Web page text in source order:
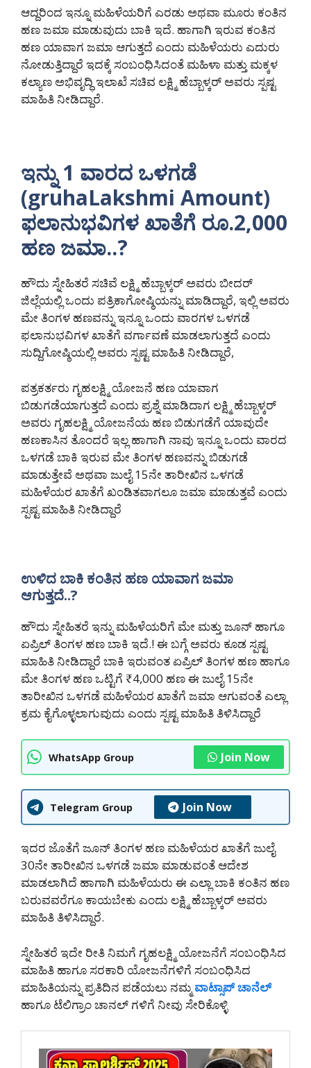
ಆದ್ದರಿಂದ ಇನ್ನೂ ಮಹಿಳೆಯರಿಗೆ ಎರಡು ಅಥವಾ ಮೂರು ಕಂತಿನ
ಹಣ ಜಮಾ ಮಾಡುವುದು ಬಾಕಿ ಇದೆ. ಹಾಗಾಗಿ ಇರುವ ಕಂತಿನ
ಹಣ ಯಾವಾಗ ಜಮಾ ಆಗುತ್ತದೆ ಎಂದು ಮಹಿಳೆಯರು ಎದುರು
ನೋಡುತ್ತಿದ್ದಾರೆ ಇದಕ್ಕೆ ಸಂಬಂಧಿಸಿದಂತೆ ಮಹಿಳಾ ಮತ್ತು ಮಕ್ಕಳ
ಕಲ್ಯಾಣ ಅಭಿವೃದ್ಧಿ ಇಲಾಖೆ ಸಚಿವ ಲಕ್ಷ್ಮಿ ಹೆಬ್ಬಾಳ್ಕರ್ ಅವರು ಸ್ಪಷ್ಟ
ಮಾಹಿತಿ ನೀಡಿದ್ದಾರೆ.
ಇನ್ನು 1 ವಾರದ ಒಳಗಡೆ
(gruhaLakshmi Amount)
ಫಲಾನುಭವಿಗಳ ಖಾತೆಗೆ ರೂ.2,000
ಹಣ ಜಮಾ..?
ಹೌದು ಸ್ನೇಹಿತರೆ ಸಚಿವೆ ಲಕ್ಷ್ಮಿ ಹೆಬ್ಬಾಳ್ಕರ್ ಅವರು ಬೀದರ್
ಜಿಲ್ಲೆಯಲ್ಲಿ ಒಂದು ಪತ್ರಿಕಾಗೋಷ್ಠಿಯನ್ನು ಮಾಡಿದ್ದಾರೆ, ಇಲ್ಲಿ ಅವರು
ಮೇ ತಿಂಗಳ ಹಣವನ್ನು ಇನ್ನೂ ಒಂದು ವಾರಗಳ ಒಳಗಡೆ
ಫಲಾನುಭವಿಗಳ ಖಾತೆಗೆ ವರ್ಗಾವಣೆ ಮಾಡಲಾಗುತ್ತದೆ ಎಂದು
ಸುದ್ದಿಗೋಷ್ಠಿಯಲ್ಲಿ ಅವರು ಸ್ಪಷ್ಟ ಮಾಹಿತಿ ನೀಡಿದ್ದಾರೆ,
ಪತ್ರಕರ್ತರು ಗೃಹಲಕ್ಷ್ಮಿ ಯೋಜನೆ ಹಣ ಯಾವಾಗ
ಬಿಡುಗಡೆಯಾಗುತ್ತದೆ ಎಂದು ಪ್ರಶ್ನೆ ಮಾಡಿದಾಗ ಲಕ್ಷ್ಮಿ ಹೆಬ್ಬಾಳ್ಕರ್
ಅವರು ಗೃಹಲಕ್ಷ್ಮಿ ಯೋಜನೆಯ ಹಣ ಬಿಡುಗಡೆಗೆ ಯಾವುದೇ
ಹಣಕಾಸಿನ ತೊಂದರೆ ಇಲ್ಲ ಹಾಗಾಗಿ ನಾವು ಇನ್ನೂ ಒಂದು ವಾರದ
ಒಳಗಡೆ ಬಾಕಿ ಇರುವ ಮೇ ತಿಂಗಳ ಹಣವನ್ನು ಬಿಡುಗಡೆ
ಮಾಡುತ್ತೇವೆ ಅಥವಾ ಜುಲೈ 15ನೇ ತಾರೀಖಿನ ಒಳಗಡೆ
ಮಹಿಳೆಯರ ಖಾತೆಗೆ ಖಂಡಿತವಾಗಲೂ ಜಮಾ ಮಾಡುತ್ತವೆ ಎಂದು
ಸ್ಪಷ್ಟ ಮಾಹಿತಿ ನೀಡಿದ್ದಾರೆ
ಉಳಿದ ಬಾಕಿ ಕಂತಿನ ಹಣ ಯಾವಾಗ ಜಮಾ
ಆಗುತ್ತದೆ..?
ಹೌದು ಸ್ನೇಹಿತರೆ ಇನ್ನು ಮಹಿಳೆಯರಿಗೆ ಮೇ ಮತ್ತು ಜೂನ್ ಹಾಗೂ
ಏಪ್ರಿಲ್ ತಿಂಗಳ ಹಣ ಬಾಕಿ ಇದೆ.! ಈ ಬಗ್ಗೆ ಅವರು ಕೂಡ ಸ್ಪಷ್ಟ
ಮಾಹಿತಿ ನೀಡಿದ್ದಾರೆ ಬಾಕಿ ಇರುವಂತ ಏಪ್ರಿಲ್ ತಿಂಗಳ ಹಣ ಹಾಗೂ
ಮೇ ತಿಂಗಳ ಹಣ ಒಟ್ಟಿಗೆ ₹4,000 ಹಣ ಈ ಜುಲೈ 15ನೇ
ತಾರೀಖಿನ ಒಳಗಡೆ ಮಹಿಳೆಯರ ಖಾತೆಗೆ ಜಮಾ ಆಗುವಂತೆ ಎಲ್ಲಾ
ಕ್ರಮ ಕೈಗೊಳ್ಳಲಾಗುವುದು ಎಂದು ಸ್ಪಷ್ಟ ಮಾಹಿತಿ ತಿಳಿಸಿದ್ದಾರೆ
WhatsApp Group Join Now
Telegram Group Join Now
ಇದರ ಜೊತೆಗೆ ಜೂನ್ ತಿಂಗಳ ಹಣ ಮಹಿಳೆಯರ ಖಾತೆಗೆ ಜುಲೈ
30ನೇ ತಾರೀಖಿನ ಒಳಗಡೆ ಜಮಾ ಮಾಡುವಂತೆ ಆದೇಶ
ಮಾಡಲಾಗಿದೆ ಹಾಗಾಗಿ ಮಹಿಳೆಯರು ಈ ಎಲ್ಲಾ ಬಾಕಿ ಕಂತಿನ ಹಣ
ಬರುವವರೆಗೂ ಕಾಯಬೇಕು ಎಂದು ಲಕ್ಷ್ಮಿ ಹೆಬ್ಬಾಳ್ಕರ್ ಅವರು
ಮಾಹಿತಿ ತಿಳಿಸಿದ್ದಾರೆ.
ಸ್ನೇಹಿತರೆ ಇದೇ ರೀತಿ ನಿಮಗೆ ಗೃಹಲಕ್ಷ್ಮಿ ಯೋಜನೆಗೆ ಸಂಬಂಧಿಸಿದ
ಮಾಹಿತಿ ಹಾಗೂ ಸರಕಾರಿ ಯೋಜನೆಗಳಿಗೆ ಸಂಬಂಧಿಸಿದ
ಮಾಹಿತಿಯನ್ನು ಪ್ರತಿದಿನ ಪಡೆಯಲು ನಮ್ಮ ವಾಟ್ಸಾಪ್ ಚಾನೆಲ್
ಹಾಗೂ ಟೆಲಿಗ್ರಾಂ ಚಾನಲ್ ಗಳಿಗೆ ನೀವು ಸೇರಿಕೊಳ್ಳಿ